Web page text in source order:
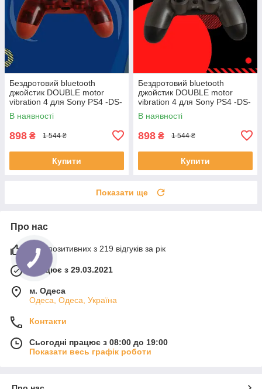
Бездротовий bluetooth
джойстик DOUBLE motor
vibration 4 для Sony PS4 -DS-
2312-CRed. Прозоро-
Червоний
В наявності
898 ₴ 1 544 ₴
Купити
Бездротовий bluetooth
джойстик DOUBLE motor
vibration 4 для Sony PS4 -DS-
2312-DGray. Темно-Сірий
В наявності
898 ₴ 1 544 ₴
Купити
Показати ще
Про нас
99% позитивних з 219 відгуків за рік
Працює з 29.03.2021
м. Одеса
Одеса, Одеса, Україна
Контакти
Сьогодні працює з 08:00 до 19:00
Показати весь графік роботи